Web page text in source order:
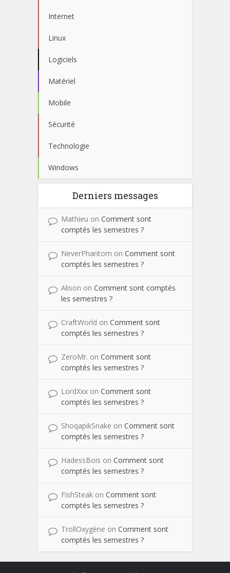
Internet
Linux
Logiciels
Matériel
Mobile
Sécurité
Technologie
Windows
Derniers messages
Mathieu on Comment sont
comptés les semestres ?
NeverPhantom on Comment sont
comptés les semestres ?
Alison on Comment sont comptés
les semestres ?
CraftWorld on Comment sont
comptés les semestres ?
ZeroMr. on Comment sont
comptés les semestres ?
LordXxx on Comment sont
comptés les semestres ?
ShoqapikSnake on Comment sont
comptés les semestres ?
HadessBois on Comment sont
comptés les semestres ?
FishSteak on Comment sont
comptés les semestres ?
TrollOxygène on Comment sont
comptés les semestres ?